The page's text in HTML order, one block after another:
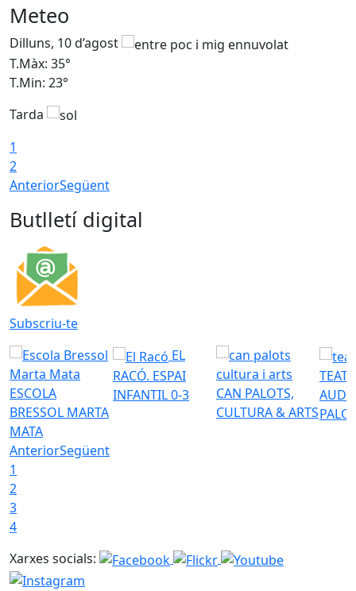
Meteo
Dilluns, 10 d’agost
T.Màx: 35°
T.Min: 23°
Tarda
1
2
AnteriorSegüent
Butlletí digital
Subscriu-te
ESCOLA
BRESSOL MARTA
MATA
EL
RACÓ. ESPAI
INFANTIL 0-3
CAN PALOTS,
CULTURA & ARTS
AnteriorSegüent
1
2
3
4
Xarxes socials: